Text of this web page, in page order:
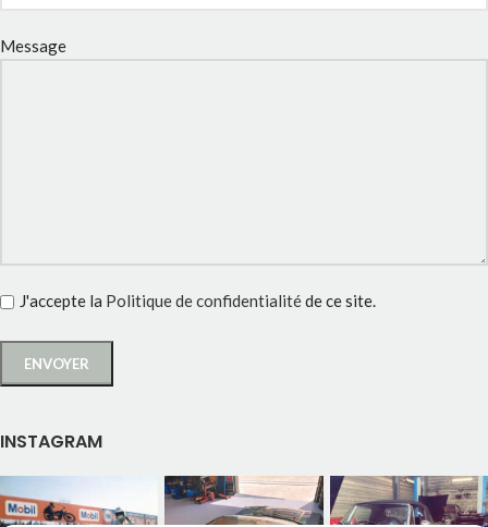
Message
J'accepte la Politique de confidentialitéde ce site.
INSTAGRAM